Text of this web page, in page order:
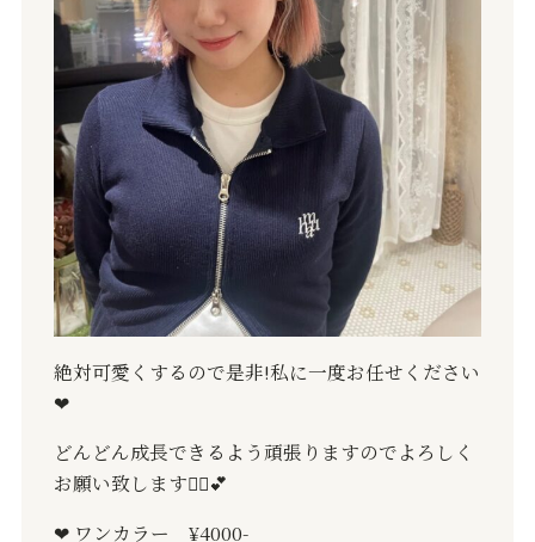
絶対可愛くするので是非!私に一度お任せください
❤︎
どんどん成長できるよう頑張りますのでよろしく
お願い致します🙇‍♀️💕
❤︎ ワンカラー ¥4000-